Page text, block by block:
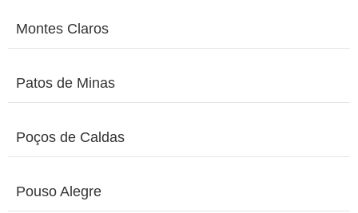
Montes Claros
Patos de Minas
Poços de Caldas
Pouso Alegre